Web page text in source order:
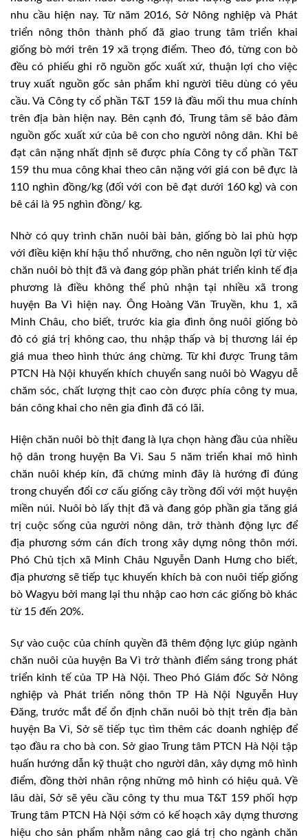
nhu cầu hiện nay. Từ năm 2016, Sở Nông nghiệp và Phát
triển nông thôn thành phố đã giao trung tâm triển khai
giống bò mới trên 19 xã trọng điểm. Theo đó, từng con bò
đều có phiếu ghi rõ nguồn gốc xuất xứ, thuận lợi cho việc
truy xuất nguồn gốc sản phẩm khi người tiêu dùng có yêu
cầu. Và Công ty cổ phần T&T 159 là đầu mối thu mua chính
trên địa bàn hiện nay. Bên cạnh đó, Trung tâm sẽ bảo đảm
nguồn gốc xuất xứ của bê con cho người nông dân. Khi bê
đạt cân nặng nhất định sẽ được phía Công ty cổ phần T&T
159 thu mua công khai theo cân nặng với giá con bê đực là
110 nghìn đồng/kg (đối với con bê đạt dưới 160 kg) và con
bê cái là 95 nghìn đồng/ kg.
Nhờ có quy trình chăn nuôi bài bản, giống bò lai phù hợp
với điều kiện khí hậu thổ nhưỡng, cho nên nguồn lợi từ việc
chăn nuôi bò thịt đã và đang góp phần phát triển kinh tế địa
phương là điều không thể phủ nhận tại nhiều xã trong
huyện Ba Vì hiện nay. Ông Hoàng Văn Truyền, khu 1, xã
Minh Châu, cho biết, trước kia gia đình ông nuôi giống bò
đỏ có giá trị không cao, thu nhập thấp và bị thương lái ép
giá mua theo hình thức áng chừng. Từ khi được Trung tâm
PTCN Hà Nội khuyến khích chuyển sang nuôi bò Wagyu dễ
chăm sóc, chất lượng thịt cao còn được phía công ty mua,
bán công khai cho nên gia đình đã có lãi.
Hiện chăn nuôi bò thịt đang là lựa chọn hàng đầu của nhiều
hộ dân trong huyện Ba Vì. Sau 5 năm triển khai mô hình
chăn nuôi khép kín, đã chứng minh đây là hướng đi đúng
trong chuyển đổi cơ cấu giống cây trồng đối với một huyện
miền núi. Nuôi bò lấy thịt đã và đang góp phần gia tăng giá
trị cuộc sống của người nông dân, trở thành động lực để
địa phương sớm cán đích trong xây dựng nông thôn mới.
Phó Chủ tịch xã Minh Châu Nguyễn Danh Hưng cho biết,
địa phương sẽ tiếp tục khuyến khích bà con nuôi tiếp giống
bò Wagyu bởi mang lại thu nhập cao hơn các giống bò khác
từ 15 đến 20%.
Sự vào cuộc của chính quyền đã thêm động lực giúp ngành
chăn nuôi của huyện Ba Vì trở thành điểm sáng trong phát
triển kinh tế của TP Hà Nội. Theo Phó Giám đốc Sở Nông
nghiệp và Phát triển nông thôn TP Hà Nội Nguyễn Huy
Ðăng, trước mắt để ổn định chăn nuôi bò thịt trên địa bàn
huyện Ba Vì, Sở sẽ tiếp tục tìm thêm các doanh nghiệp để
tạo đầu ra cho bà con. Sở giao Trung tâm PTCN Hà Nội tập
huấn hướng dẫn kỹ thuật cho người dân, xây dựng mô hình
điểm, đồng thời nhân rộng những mô hình có hiệu quả. Về
lâu dài, Sở sẽ yêu cầu công ty thu mua T&T 159 phối hợp
Trung tâm PTCN Hà Nội sớm có kế hoạch xây dựng thương
hiệu cho sản phẩm nhằm nâng cao giá trị cho ngành chăn